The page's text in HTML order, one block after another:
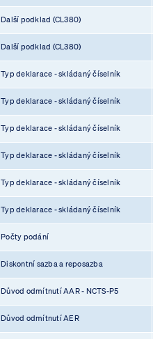
Další podklad (CL380)
Další podklad (CL380)
Typ deklarace - skládaný číselník
Typ deklarace - skládaný číselník
Typ deklarace - skládaný číselník
Typ deklarace - skládaný číselník
Typ deklarace - skládaný číselník
Typ deklarace - skládaný číselník
Počty podání
Diskontní sazba a reposazba
Důvod odmítnutí AAR - NCTS-P5
Důvod odmítnutí AER